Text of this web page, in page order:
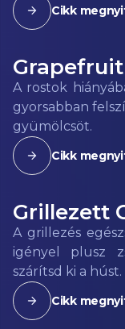
Cikk
A rostok
gyorsabban
gyümölcsöt.
Cikk
Grillezett
A grillezés
igényel plusz
szárítsd ki a húst.
Cikk